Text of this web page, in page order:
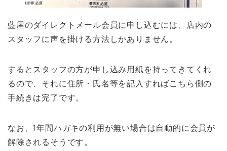
藍屋のダイレクトメール会員に申し込むには、店内の
スタッフに声を掛ける方法しかありません。
するとスタッフの方が申し込み用紙を持ってきてくれ
るので、それに住所・氏名等を記入すればこちら側の
手続きは完了です。
なお、1年間ハガキの利用が無い場合は自動的に会員が
解除されるそうです。